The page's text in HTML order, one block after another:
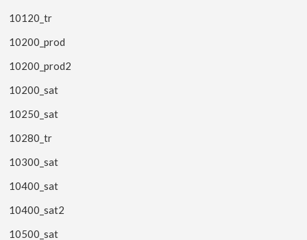
10120_tr
10200_prod
10200_prod2
10200_sat
10250_sat
10280_tr
10300_sat
10400_sat
10400_sat2
10500_sat